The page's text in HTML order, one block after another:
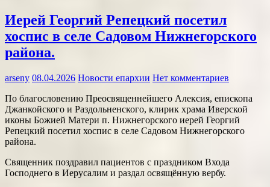
Иерей Георгий Репецкий посетил
хоспис в селе Садовом Нижнегорского
района.
arseny 08.04.2026 Новости епархии Нет комментариев
По благословению Преосвященнейшего Алексия, епископа
Джанкойского и Раздольненского, клирик храма Иверской
иконы Божией Матери п. Нижнегорского иерей Георгий
Репецкий посетил хоспис в селе Садовом Нижнегорского
района.
Священник поздравил пациентов с праздником Входа
Господнего в Иерусалим и раздал освящённую вербу.